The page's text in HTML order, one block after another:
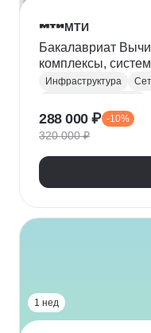
МТИ
Бакалавриат
комплексы,
Инфраструктура
Информационная
Телекоммуникации
Алгоритмы и
288 000 ₽ -10%
320 000 ₽
1 нед